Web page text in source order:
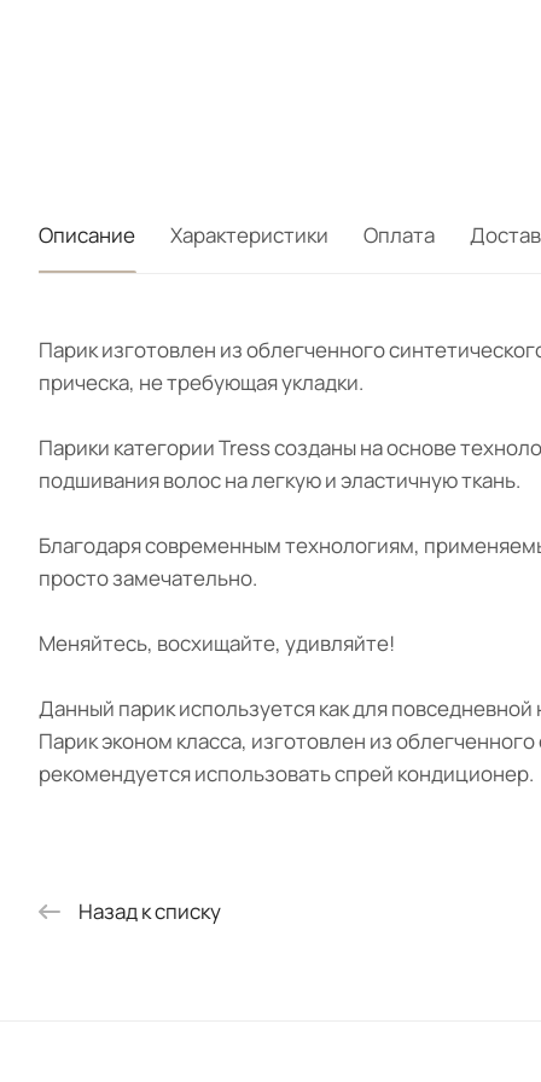
Описание Характеристики Оплата
Парик изготовлен из облегченного
прическа, не требующая укладки.
Парики категории Tress созданы на основе
подшивания волос на легкую и эластичную ткань.
Благодаря современным технологиям,
просто замечательно.
Меняйтесь, восхищайте, удивляйте!
Данный парик используется как для
Парик эконом класса, изготовлен из
рекомендуется использовать спрей кондиционер.
Назад к списку